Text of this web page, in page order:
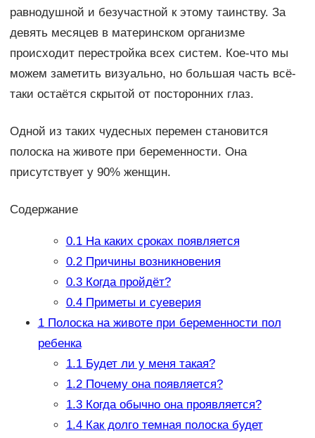
равнодушной и безучастной к этому таинству. За
девять месяцев в материнском организме
происходит перестройка всех систем. Кое-что мы
можем заметить визуально, но большая часть всё-
таки остаётся скрытой от посторонних глаз.
Одной из таких чудесных перемен становится
полоска на животе при беременности. Она
присутствует у 90% женщин.
Содержание
0.1На каких сроках появляется
0.2Причины возникновения
0.3Когда пройдёт?
0.4Приметы и суеверия
1Полоска на животе при беременности пол
ребенка
1.1Будет ли у меня такая?
1.2Почему она появляется?
1.3Когда обычно она проявляется?
1.4Как долго темная полоска будет